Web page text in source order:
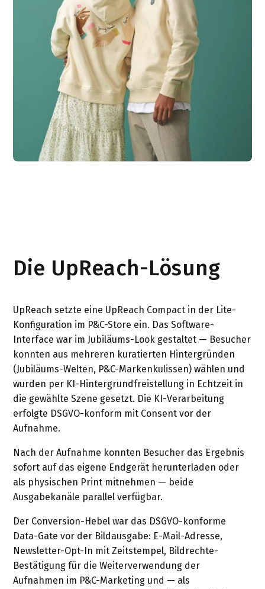
Die UpReach-Lösung
UpReach setzte eine UpReach Compact in der Lite-
Konfiguration im P&C-Store ein. Das Software-
Interface war im Jubiläums-Look gestaltet — Besucher
konnten aus mehreren kuratierten Hintergründen
(Jubiläums-Welten, P&C-Markenkulissen) wählen und
wurden per KI-Hintergrundfreistellung in Echtzeit in
die gewählte Szene gesetzt. Die KI-Verarbeitung
erfolgte DSGVO-konform mit Consent vor der
Aufnahme.
Nach der Aufnahme konnten Besucher das Ergebnis
sofort auf das eigene Endgerät herunterladen oder
als physischen Print mitnehmen — beide
Ausgabekanäle parallel verfügbar.
Der Conversion-Hebel war das DSGVO-konforme
Data-Gate vor der Bildausgabe: E-Mail-Adresse,
Newsletter-Opt-In mit Zeitstempel, Bildrechte-
Bestätigung für die Weiterverwendung der
Aufnahmen im P&C-Marketing und — als